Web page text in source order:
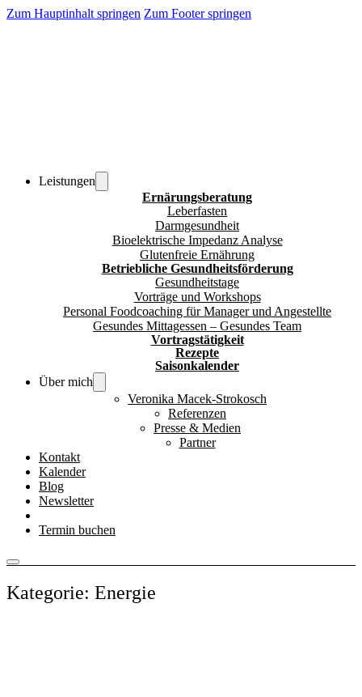
Zum Hauptinhalt springen Zum Footer springen
Leistungen
Ernärungsberatung
Leberfasten
Darmgesundheit
Bioelektrische Impedanz Analyse
Glutenfreie Ernährung
Betriebliche Gesundheitsförderung
Gesundheitstage
Vorträge und Workshops
Personal Foodcoaching für Manager und Angestellte
Gesundes Mittagessen – Gesundes Team
Vortragstätigkeit
Rezepte
Saisonkalender
Über mich
Veronika Macek-Strokosch
Referenzen
Presse & Medien
Partner
Kontakt
Kalender
Blog
Newsletter
Termin buchen
Kategorie: Energie